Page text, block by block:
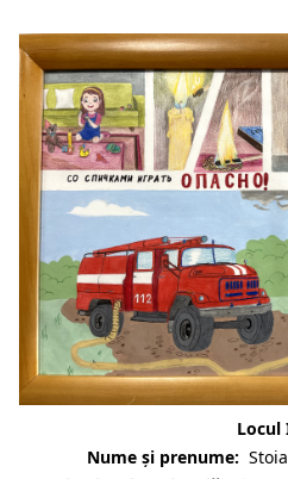
Locul
Nume și prenume: